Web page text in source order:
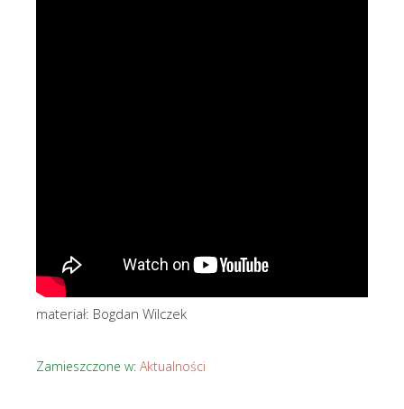
materiał: Bogdan Wilczek
Zamieszczone w: Aktualności